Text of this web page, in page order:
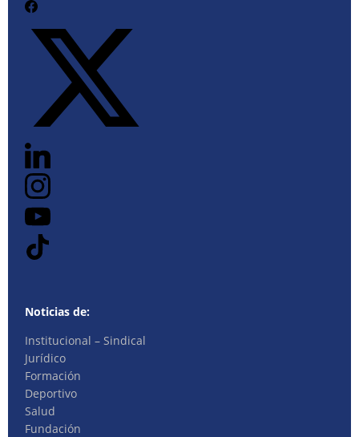
Noticias de:
Institucional – Sindical
Jurídico
Formación
Deportivo
Salud
Fundación